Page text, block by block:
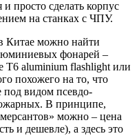
просто сделать корпус
на станках с ЧПУ.
Китае можно найти
фонарей –
T6 aluminium flashlight или
похожего на то, что
под видом псевдо-
В принципе,
можно – цена
и дешевле), а здесь это